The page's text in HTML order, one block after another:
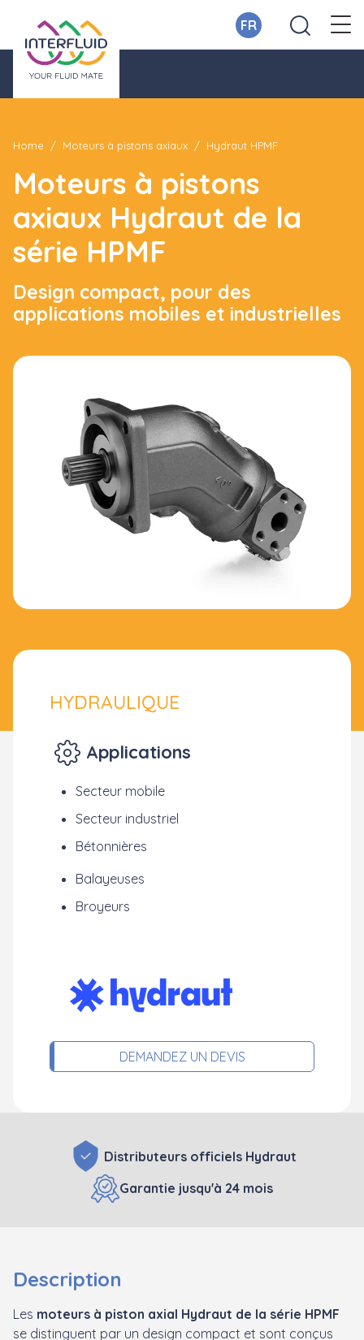
FR
Home Moteurs à pistons axiaux Hydraut HPMF
Moteurs à pistons
axiaux Hydraut de la
série HPMF
Design compact, pour des
applications mobiles et industrielles
HYDRAULIQUE
Applications
Secteur mobile
Secteur industriel
Bétonnières
Balayeuses
Broyeurs
DEMANDEZ UN DEVIS
Distributeurs officiels Hydraut
Garantie jusqu'à 24 mois
Description
Les moteurs à piston axial Hydraut de la série HPMF
se distinguent par un design compact et sont conçus